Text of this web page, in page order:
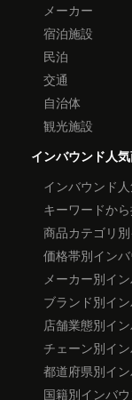
メーカー
宿泊施設
民泊
交通
自治体
観光施設
インバウンド人
インバウンド
キーワードか
商品カテゴリ
価格帯別イン
メーカー別イ
ブランド別イ
店舗業態別イ
チェーン別イ
都道府県別イ
国籍別インバ